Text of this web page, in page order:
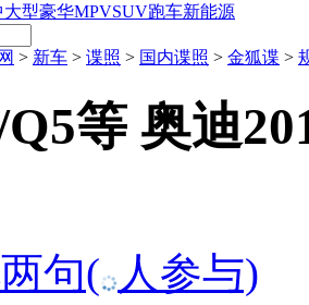
大型豪华MPVSUV跑车新能源
> 新车 > 谍照 > 国内谍照 > 金狐谍 >
等 奥迪
句( 人参与)